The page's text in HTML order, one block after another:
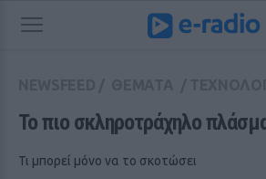
Το πιο σκληροτράχηλο
Τι μπορεί μόνο να το σκοτώσει